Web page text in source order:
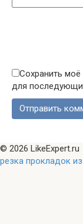
Сохранить моё
для
© 2026 LikeExpert.ru
резка прокладок